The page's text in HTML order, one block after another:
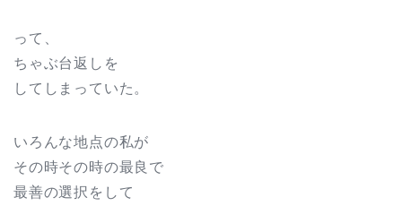
って、
ちゃぶ台返しを
してしまっていた。
いろんな地点の私が
その時その時の最良で
最善の選択をして